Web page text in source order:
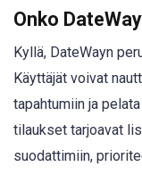
Onko
Kyllä, DateWayn
Käyttäjät voivat
tapahtumiin ja
tilaukset tarjoavat
suodattimiin,